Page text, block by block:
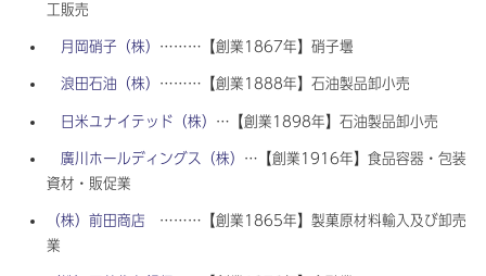
工販売
月岡硝子（株） ………【創業1867年】硝子壜
浪田石油（株） ………【創業1888年】石油製品卸小売
日米ユナイテッド（株） …【創業1898年】石油製品卸小売
廣川ホールディングス（株） …【創業1916年】食品容器・包装
資材・販促業
（株）前田商店 ………【創業1865年】製菓原材料輸入及び卸売
業